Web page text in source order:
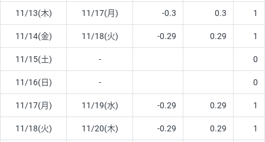
11/13(木) 11/17(月) -0.3 0.3 1
11/14(金) 11/18(火) -0.29 0.29 1
11/15(土) - 0
11/16(日) - 0
11/17(月) 11/19(水) -0.29 0.29 1
11/18(火) 11/20(木) -0.29 0.29 1